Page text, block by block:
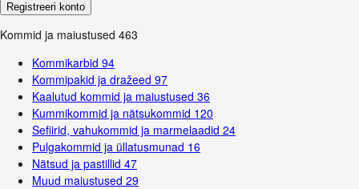
Registreeri konto
Kommid ja maiustused 463
Kommikarbid 94
Kommipakid ja dražeed 97
Kaalutud kommid ja maiustused 36
Kummikommid ja nätsukommid 120
Sefiirid, vahukommid ja marmelaadid 24
Pulgakommid ja üllatusmunad 16
Nätsud ja pastillid 47
Muud maiustused 29